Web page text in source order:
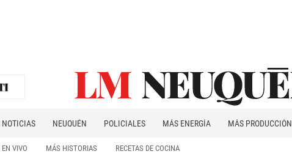
NOTICIAS NEUQUÉN POLICIALES MÁS ENERGÍA MÁS PRODUCCIÓN
VIVO MÁS HISTORIAS RECETAS DE COCINA